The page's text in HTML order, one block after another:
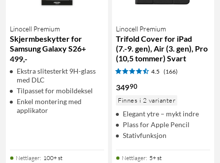
Linocell Premium
Skjermbeskytter for
Samsung Galaxy S26+
499,-
Ekstra slitesterkt 9H-glass
med DLC
Tilpasset for mobildeksel
Enkel montering med
applikator
Nettlager: 100+ st
Linocell Premium
Trifold Cover for iPad
(7.-9. gen), Air (3. gen), Pro
(10,5 tommer) Svart
4.5 (166)
34990
Finnes i 2 varianter
Elegant ytre – mykt indre
Plass for Apple Pencil
Stativfunksjon
Nettlager: 5+ st